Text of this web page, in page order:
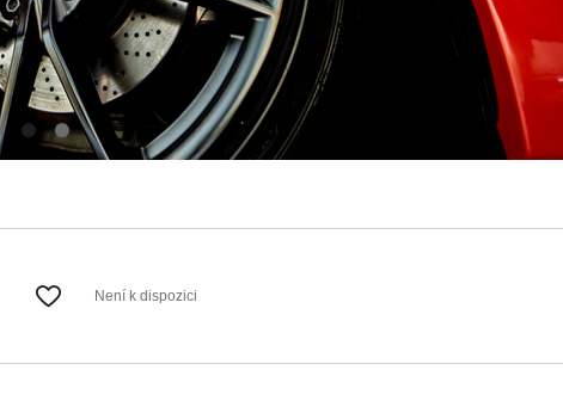
Není k dispozici